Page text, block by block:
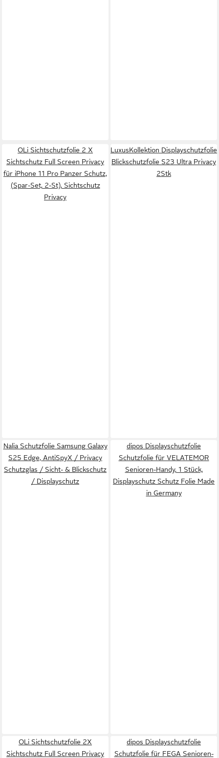
OLi Sichtschutzfolie 2 X
Sichtschutz Full Screen Privacy
für iPhone 11 Pro Panzer Schutz,
(Spar-Set, 2-St), Sichtschutz
Privacy
LuxusKollektion Displayschutzfolie
Blickschutzfolie S23 Ultra Privacy
2Stk
Nalia Schutzfolie Samsung Galaxy
S25 Edge, AntiSpyX / Privacy
Schutzglas / Sicht- & Blickschutz
/ Displayschutz
dipos Displayschutzfolie
Schutzfolie für VELATEMOR
Senioren-Handy, 1 Stück,
Displayschutz Schutz Folie Made
in Germany
OLi Sichtschutzfolie 2X
Sichtschutz Full Screen Privacy
dipos Displayschutzfolie
Schutzfolie für FEGA Senioren-